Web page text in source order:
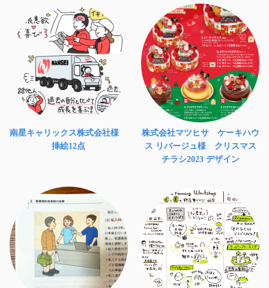
南星キャリックス株式会社様
挿絵12点
株式会社マツヒサ ケーキハウ
ス リバージュ様 クリスマス
チラシ2023 デザイン